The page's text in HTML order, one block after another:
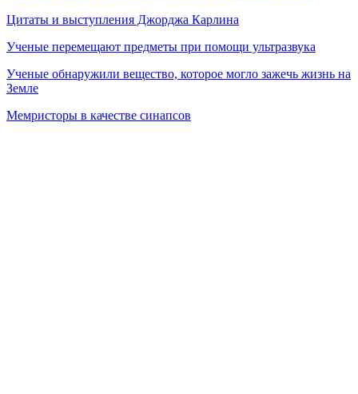
Цитаты и выступления Джорджа Карлина
Ученые перемещают предметы при помощи ультразвука
Ученые обнаружили вещество, которое могло зажечь жизнь на
Земле
Мемристоры в качестве синапсов